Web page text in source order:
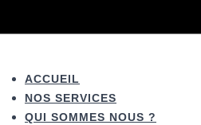
ACCUEIL
NOS SERVICES
QUI SOMMES NOUS ?